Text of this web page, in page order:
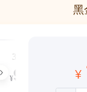
黑
3个月
¥99 ¥